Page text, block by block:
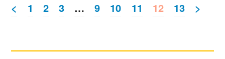
< 1 2 3 … 9 10 11 12 13 >